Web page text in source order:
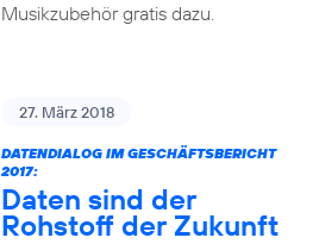
Musikzubehör gratis dazu.
27. März 2018
DATENDIALOG IM GESCHÄFTSBERICHT
2017:
Daten sind der
Rohstoff der Zukunft